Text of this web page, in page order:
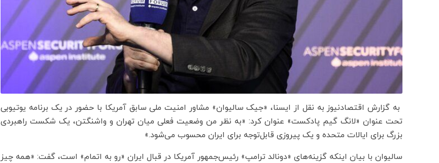
به گزارش اقتصادنیوز به نقل از ایسنا، «جیک سالیوان» مشاور امنیت ملی سابق آمریکا با حضور در یک برنامه یوتیوبی
تحت عنوان «لانگ گیم پادکست» عنوان کرد: «به نظر من وضعیت فعلی میان تهران و واشنگتن، یک شکست راهبردی
بزرگ برای ایالات متحده و یک پیروزی قابل‌توجه برای ایران محسوب می‌شود.»
سالیوان با بیان اینکه گزینه‌های «دونالد ترامپ» رئیس‌جمهور آمریکا در قبال ایران «رو به اتمام» است، گفت: «همه چیز